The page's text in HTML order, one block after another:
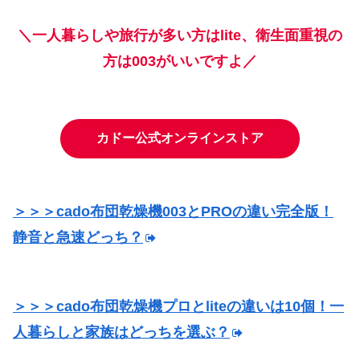
＼一人暮らしや旅行が多い方はlite、衛生面重視の
方は003がいいですよ／
カドー公式オンラインストア
＞＞＞cado布団乾燥機003とPROの違い完全版！
静音と急速どっち？
＞＞＞cado布団乾燥機プロとliteの違いは10個！一
人暮らしと家族はどっちを選ぶ？